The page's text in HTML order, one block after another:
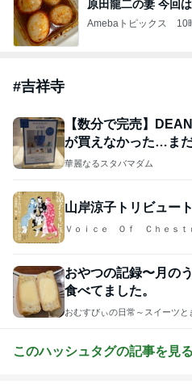
原田龍二の妻 今回
Amebaトピックス 10
#吉祥寺
【数分で完売】
が買えなかった…ま
華麗なるスタバマダム
山岸涼子トリビュー
Ｖｏｉｃｅ Ｏｆ Ｃｈｅｓｔ
おやつの記録〜月
食べてました。
おむすびぃの日常～スイーツと
このハッシュタグの記事を見る